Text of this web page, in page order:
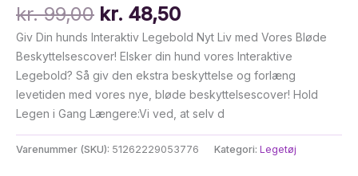
kr.99,00 Den
oprindelige
pris
var:
kr. 99,00.
kr. 48,50Den
aktuelle
pris
er:
kr. 48,50.
Giv Din hunds Interaktiv Legebold Nyt Liv med Vores Bløde
Beskyttelsescover! Elsker din hund vores Interaktive
Legebold? Så giv den ekstra beskyttelse og forlæng
levetiden med vores nye, bløde beskyttelsescover! Hold
Legen i Gang Længere:Vi ved, at selv d
Varenummer (SKU): 51262229053776 Kategori: Legetøj